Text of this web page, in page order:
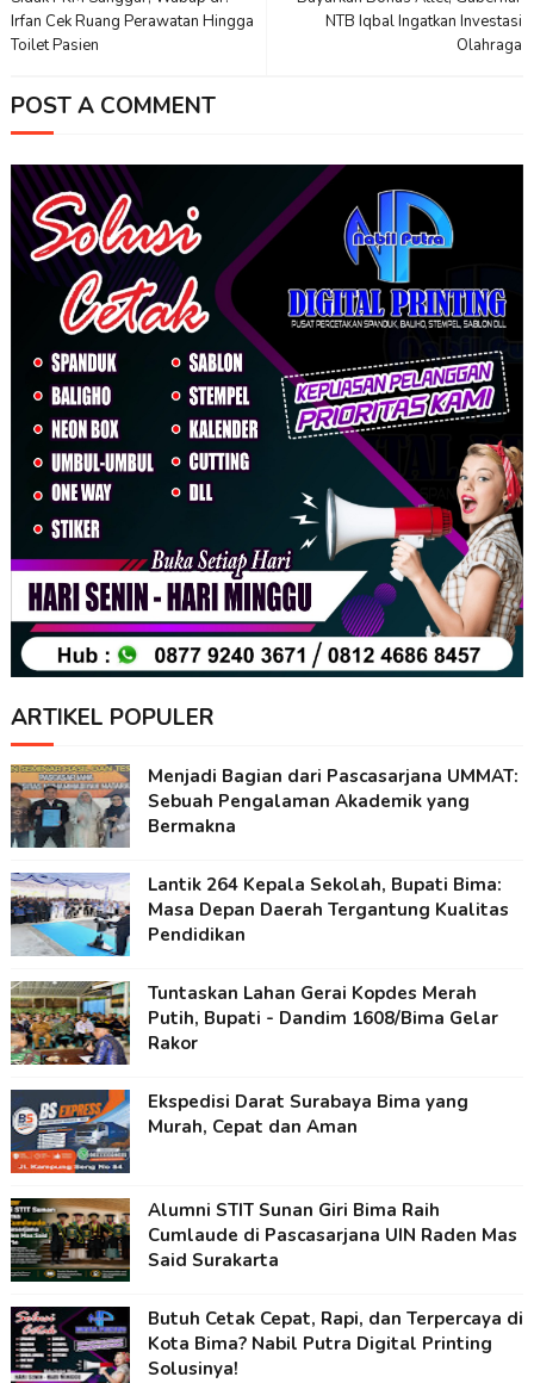
NTB Iqbal Ingatkan Investasi
Olahraga
Irfan Cek Ruang Perawatan Hingga
Toilet Pasien
POST A COMMENT
ARTIKEL POPULER
Menjadi Bagian dari Pascasarjana UMMAT:
Sebuah Pengalaman Akademik yang
Bermakna
Lantik 264 Kepala Sekolah, Bupati Bima:
Masa Depan Daerah Tergantung Kualitas
Pendidikan
Tuntaskan Lahan Gerai Kopdes Merah
Putih, Bupati - Dandim 1608/Bima Gelar
Rakor
Ekspedisi Darat Surabaya Bima yang
Murah, Cepat dan Aman
Alumni STIT Sunan Giri Bima Raih
Cumlaude di Pascasarjana UIN Raden Mas
Said Surakarta
Butuh Cetak Cepat, Rapi, dan Terpercaya di
Kota Bima? Nabil Putra Digital Printing
Solusinya!